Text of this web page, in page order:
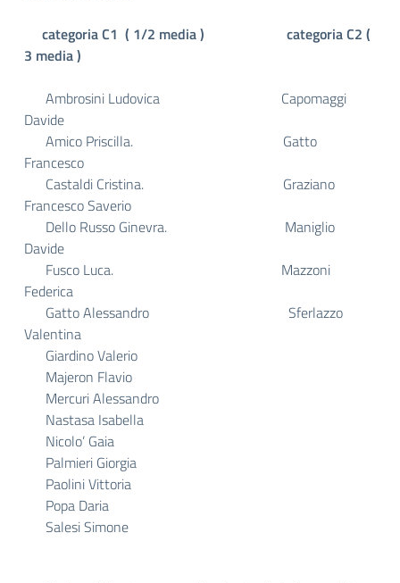
categoria C1 ( 1/2 media )
categoria C2 (
3 media )
Ambrosini Ludovica Capomaggi
Davide
Amico Priscilla. Gatto
Francesco
Castaldi Cristina. Graziano
Francesco Saverio
Dello Russo Ginevra. Maniglio
Davide
Fusco Luca. Mazzoni
Federica
Gatto Alessandro Sferlazzo
Valentina
Giardino Valerio
Majeron Flavio
Mercuri Alessandro
Nastasa Isabella
Nicolo’ Gaia
Palmieri Giorgia
Paolini Vittoria
Popa Daria
Salesi Simone